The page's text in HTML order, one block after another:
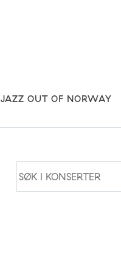
JAZZ OUT OF NORWAY